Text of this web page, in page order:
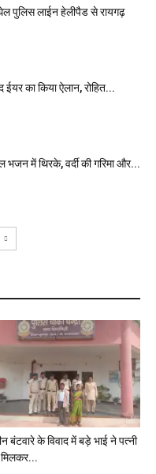
पुलिस लाईन हेलीपैड से रायगढ़
का किया ऐलान, रोहित...
भजन में थिरके, वर्दी की गरिमा और...
बंटवारे के विवाद में बड़े भाई ने पत्नी